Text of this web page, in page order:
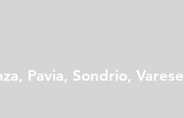
Pavia, Sondrio, Varese